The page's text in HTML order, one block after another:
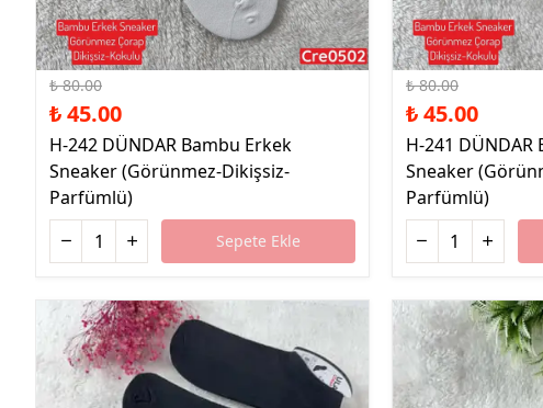
%44 İndirim
₺ 80.00
₺ 45.00
H-242 DÜNDAR Bambu Erkek
Sneaker (Görünmez-Dikişsiz-
Parfümlü)
Sepete Ekle
%44 İndirim
₺ 80.00
₺ 45.00
H-241
Sneaker
Parfümlü)